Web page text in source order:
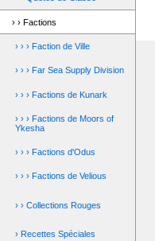
› › Factions
› › › Faction de Ville
› › › Far Sea Supply Division
› › › Factions de Kunark
› › › Factions de Moors of
Ykesha
› › › Factions d'Odus
› › › Factions de Velious
› › Collections Rouges
› Recettes Spéciales